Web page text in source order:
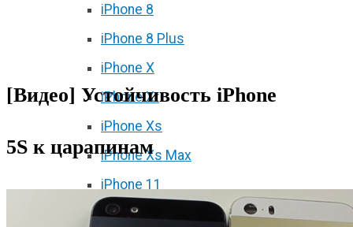
iPhone 8
iPhone 8 Plus
iPhone X
iPhone Xr
iPhone Xs
iPhone Xs Max
iPhone 11
iPhone 11 Pro
[Видео] Устойчивость iPhone
5S к царапинам